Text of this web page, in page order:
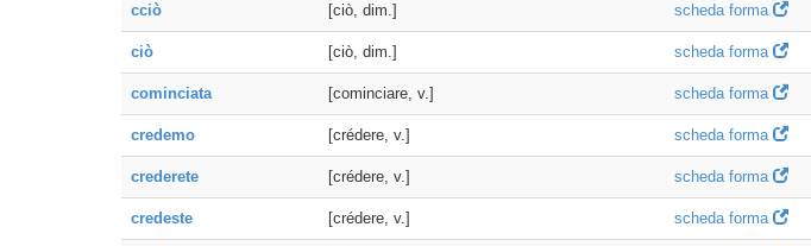
cciò [ciò, dim.] scheda forma
ciò [ciò, dim.] scheda forma
cominciata [cominciare, v.] scheda forma
credemo [crédere, v.] scheda forma
crederete [crédere, v.] scheda forma
credeste [crédere, v.] scheda forma